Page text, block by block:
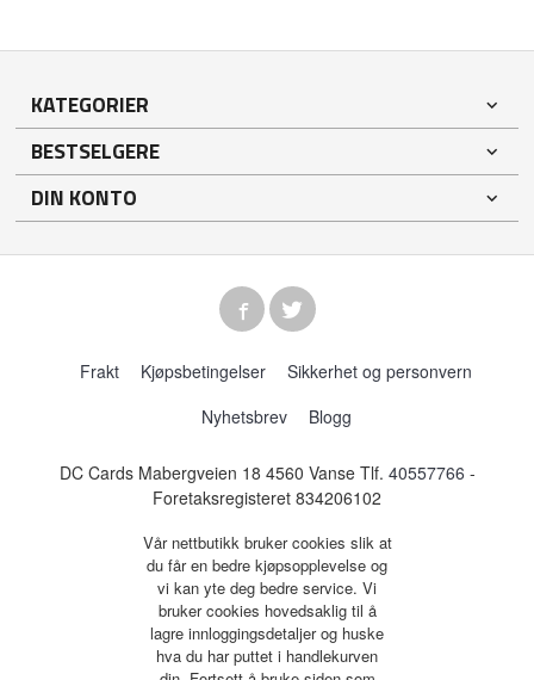
KATEGORIER
BESTSELGERE
DIN KONTO
Frakt Kjøpsbetingelser
Sikkerhet og personvern
Nyhetsbrev
Blogg
DC Cards Mabergveien 18 4560 Vanse Tlf. 40557766 -
Foretaksregisteret 834206102
Vår nettbutikk bruker cookies slik at
du får en bedre kjøpsopplevelse og
vi kan yte deg bedre service. Vi
bruker cookies hovedsaklig til å
lagre innloggingsdetaljer og huske
hva du har puttet i handlekurven